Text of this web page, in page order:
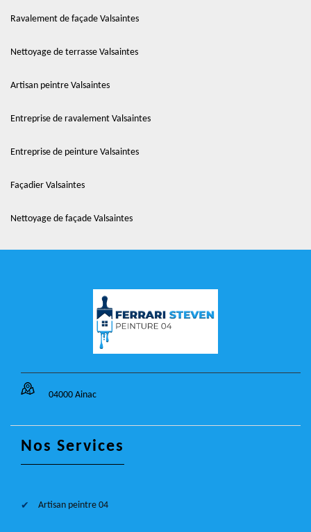
Ravalement de façade Valsaintes
Nettoyage de terrasse Valsaintes
Artisan peintre Valsaintes
Entreprise de ravalement Valsaintes
Entreprise de peinture Valsaintes
Façadier Valsaintes
Nettoyage de façade Valsaintes
04000 Ainac
Nos Services
Artisan peintre 04